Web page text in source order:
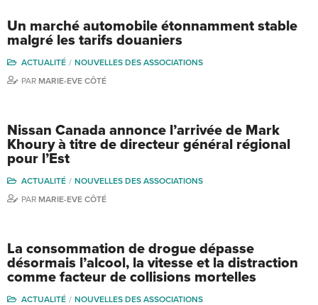
Un marché automobile étonnamment stable
malgré les tarifs douaniers
ACTUALITÉ
NOUVELLES DES ASSOCIATIONS
PAR MARIE-EVE CÔTÉ
Nissan Canada annonce l’arrivée de Mark
Khoury à titre de directeur général régional
pour l’Est
ACTUALITÉ
NOUVELLES DES ASSOCIATIONS
PAR MARIE-EVE CÔTÉ
La consommation de drogue dépasse
désormais l’alcool, la vitesse et la distraction
comme facteur de collisions mortelles
ACTUALITÉ
NOUVELLES DES ASSOCIATIONS